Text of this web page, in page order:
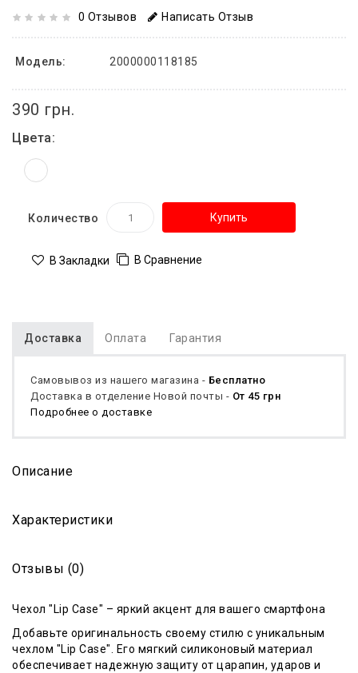
0 Отзывов Написать Отзыв
Модель: 2000000118185
390 грн.
Цвета:
Количество Купить
В Закладки В Сравнение
Доставка Оплата Гарантия
Самовывоз из нашего магазина - Бесплатно
Доставка в отделение Новой почты - От 45 грн
Подробнее о доставке
Описание
Характеристики
Отзывы (0)
Чехол "Lip Case" – яркий акцент для вашего смартфона
Добавьте оригинальность своему стилю с уникальным
чехлом "Lip Case". Его мягкий силиконовый материал
обеспечивает надежную защиту от царапин, ударов и